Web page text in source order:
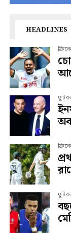
HEADLINES